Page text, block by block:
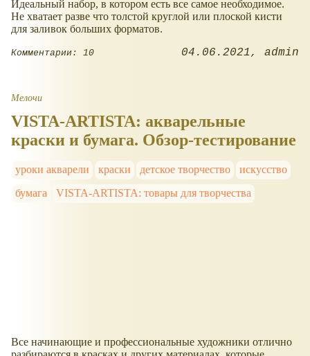
Идеальный набор, в котором есть все самое необходимое.
Не хватает разве что толстой круглой или плоской кисти
для заливок больших форматов.
Комментарии: 10 04.06.2021 admin
Мелочи
VISTA-ARTISTA: акварельные
краски и бумага. Обзор-тестирование
уроки акварели краски детское творчество
искусство
бумага
VISTA-ARTISTA: товары для творчества
Все начинающие и профессиональные художники отлично